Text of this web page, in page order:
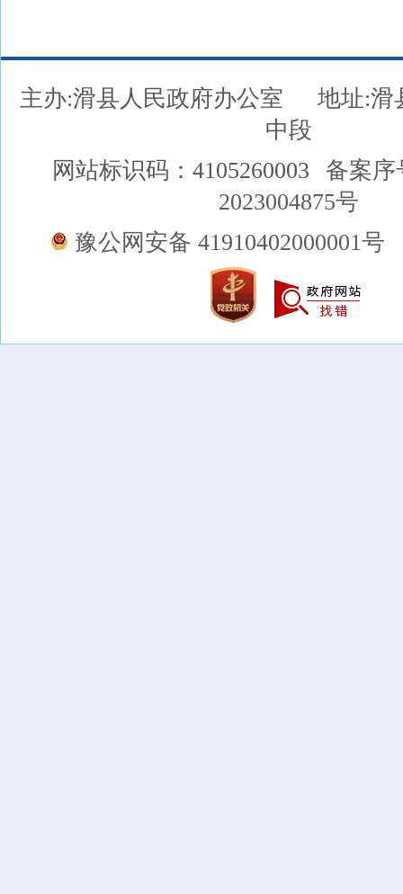
主办:滑县人民政府办公室
地址:滑
中段
网站标识码：4105260003
备案序
2023004875号
豫公网安备 41910402000001号